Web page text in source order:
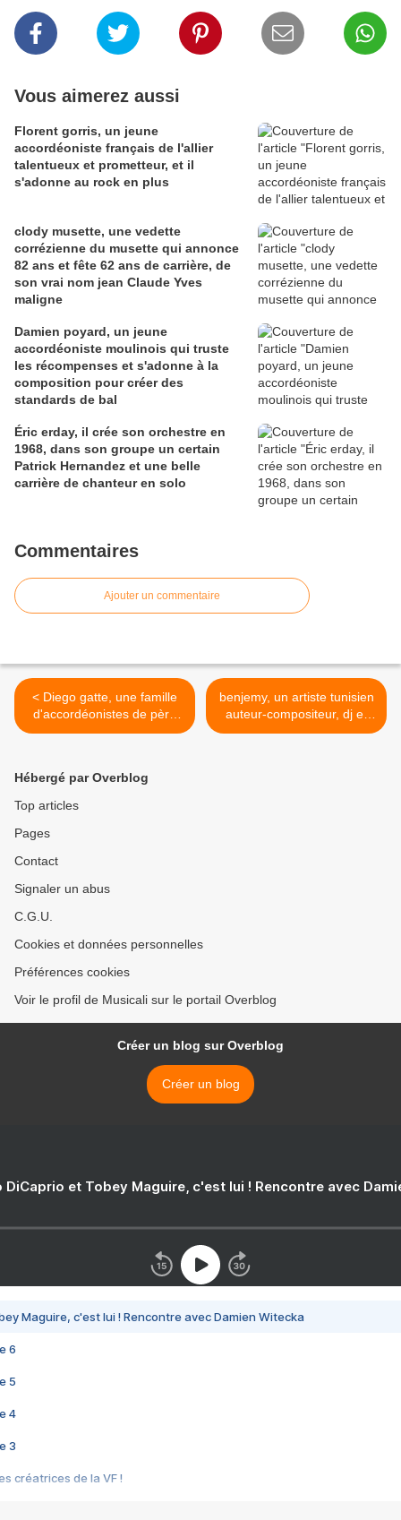
Vous aimerez aussi
Florent gorris, un jeune
accordéoniste français de l'allier
talentueux et prometteur, et il
s'adonne au rock en plus
clody musette, une vedette
corrézienne du musette qui annonce
82 ans et fête 62 ans de carrière, de
son vrai nom jean Claude Yves
maligne
Damien poyard, un jeune
accordéoniste moulinois qui truste
les récompenses et s'adonne à la
composition pour créer des
standards de bal
Éric erday, il crée son orchestre en
1968, dans son groupe un certain
Patrick Hernandez et une belle
carrière de chanteur en solo
Commentaires
Ajouter un commentaire
< Diego gatte, une famille
d'accordéonistes de père
en fils, les deux fils Diego et
benjemy, un artiste tunisien
auteur-compositeur, dj et
doctorant en lettres, il ose
Hébergé par Overblog
Top articles
Pages
Contact
Signaler un abus
C.G.U.
Cookies et données personnelles
Préférences cookies
Voir le profil de Musicali sur le portail Overblog
Créer un blog sur Overblog
Créer un blog
DiCaprio et Tobey Maguire, c'est lui ! Rencontre avec
Maguire, c'est lui ! Rencontre avec Damien Witecka
6
5
4
3
créatrices de la VF !